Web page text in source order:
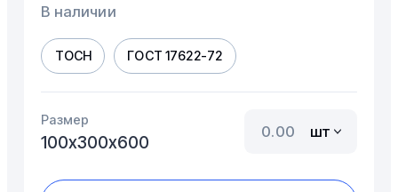
В наличии
ТОСН ГОСТ 17622-72
Размер
100х300х600
шт